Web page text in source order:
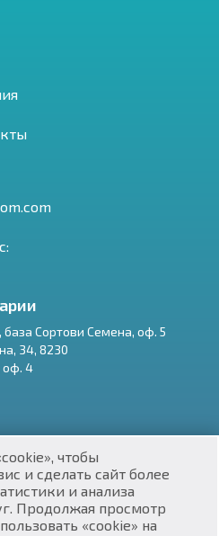
база Сортови Семена, оф. 5
34, 8230
оф. 4
сайтов
чтобы
и сделать сайт более
и анализа
Продолжая просмотр
«cookie» на